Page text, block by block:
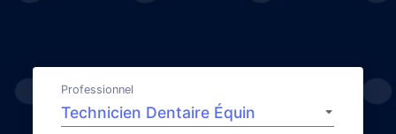
Professionnel